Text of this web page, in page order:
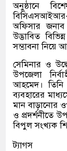
অনুষ্ঠানে
অফিসার জনাব
উদ্ভাবিত
সম্ভাবনা নিয়ে
সেমিনার ও
উপজেলা
আহমেদ। তিনি
ব্যবহারের
মান বাড়ানোর
ও প্রদর্শনীতে
বিপুল সংখ্যক
ট্যাগস